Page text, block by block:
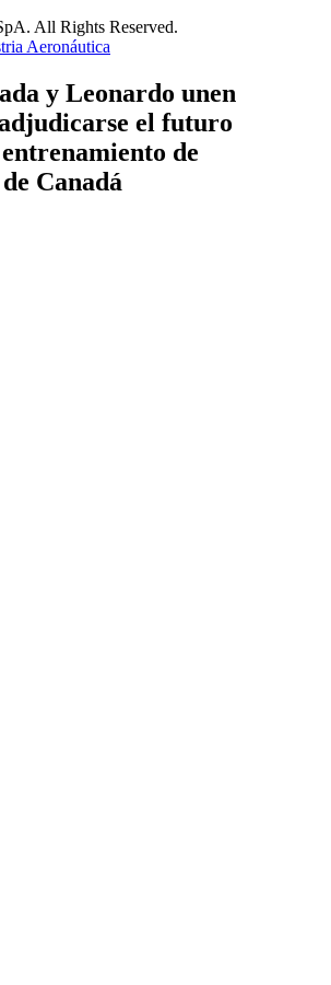
All Rights Reserved.
Aeronáutica
y Leonardo unen
el futuro
de
Canadá